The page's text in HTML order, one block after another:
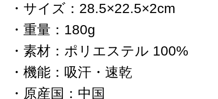
サイズ ： 28.5×22.5×2cm
重量 ： 180g
素材 ： ポリエステル 100%
機能 ： 吸汗・速乾
原産国 ： 中国